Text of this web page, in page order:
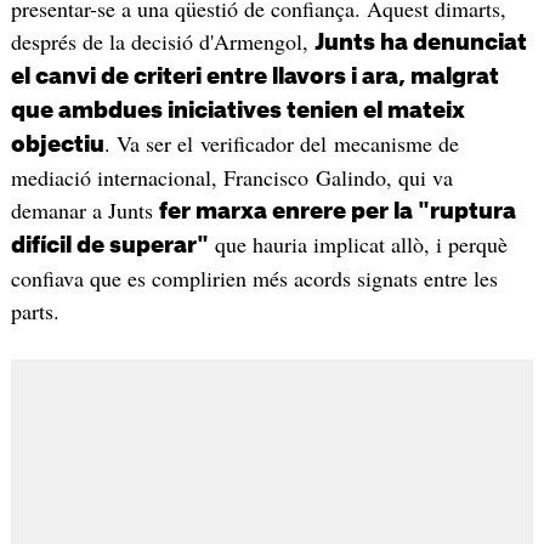
presentar-se a una qüestió de confiança. Aquest dimarts,
després de la decisió d'Armengol, Junts ha denunciat
el canvi de criteri entre llavors i ara, malgrat
que ambdues iniciatives tenien el mateix
objectiu. Va ser el verificador del mecanisme de
mediació internacional, Francisco Galindo, qui va
demanar a Junts fer marxa enrere per la "ruptura
difícil de superar" que hauria implicat allò, i perquè
confiava que es complirien més acords signats entre les
parts.